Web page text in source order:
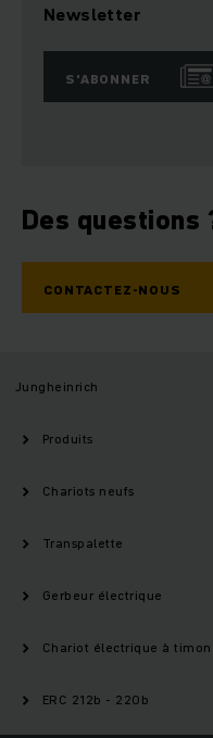
Newsletter
S'ABONNER
Des questions
CONTACTEZ-NOUS
Jungheinrich
Produits
Chariots neufs
Transpalette
Gerbeur électrique
Chariot électrique à
ERC 212b - 220b